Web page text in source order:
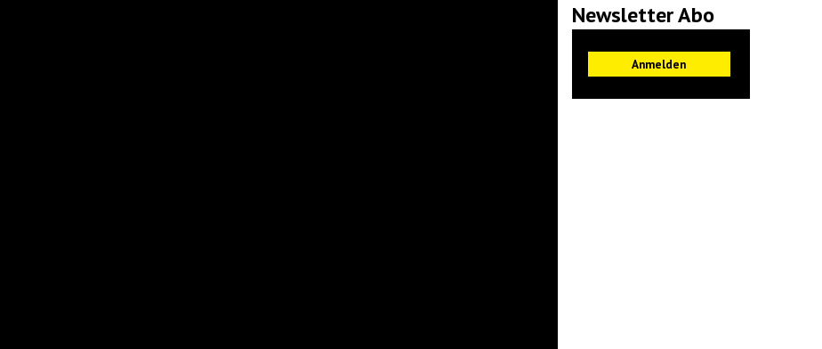
Newsletter Abo